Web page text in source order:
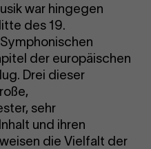
war hingegen
des 19.
der europäischen
Drei dieser
sehr
und ihren
die Vielfalt der